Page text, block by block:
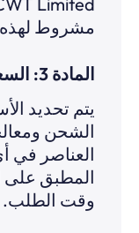
مشروط لهذه
المادة 3: السعر
يتم تحديد
الشحن
العناصر في
المطبق
وقت الطلب.